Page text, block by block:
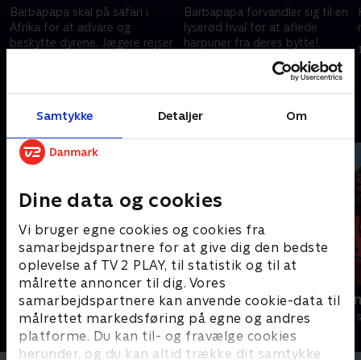
Samtykke Detaljer Om
Dine data og cookies
Vi bruger egne cookies og cookies fra
samarbejdspartnere for at give dig den bedste
oplevelse af TV 2 PLAY, til statistik og til at
målrette annoncer til dig. Vores
samarbejdspartnere kan anvende cookie-data til
målrettet markedsføring på egne og andres
platforme. Du kan til- og fravælge cookies
herunder, og du kan altid trække dit samtykke
Barbapapa skal på safari i
Afrika for at advare og
beskytte dyrene. Jægere rejser
Barbapapa forvandler sig til en
lyserød hval for at aflede
harpuner fra deres bytte!.
1. december 2020 • 5 min
Andre så også
Gurli Gris
Børneserier • 4 sæsoner
Rasmus
Børneserier • 3